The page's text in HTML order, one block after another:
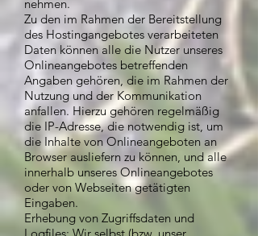
nehmen.
Zu den im Rahmen der Bereitstellung
des Hostingangebotes verarbeiteten
Daten können alle die Nutzer unseres
Onlineangebotes betreffenden
Angaben gehören, die im Rahmen der
Nutzung und der Kommunikation
anfallen. Hierzu gehören regelmäßig
die IP-Adresse, die notwendig ist, um
die Inhalte von Onlineangeboten an
Browser ausliefern zu können, und alle
innerhalb unseres Onlineangebotes
oder von Webseiten getätigten
Eingaben.
Erhebung von Zugriffsdaten und